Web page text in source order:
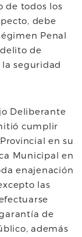
de todos los
debe
Penal
de
seguridad
Deliberante
cumplir
en su
Municipal en
enajenación
las
de
además